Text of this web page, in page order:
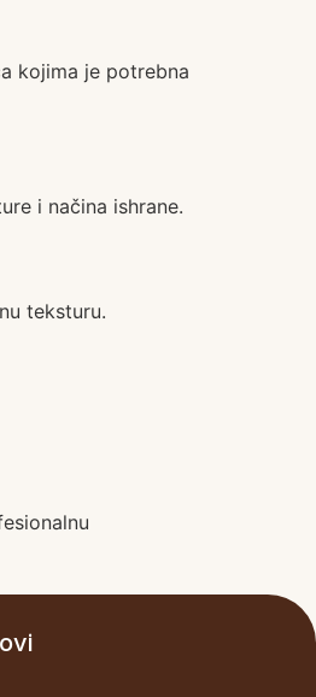
kojima je potrebna
i načina ishrane.
teksturu.